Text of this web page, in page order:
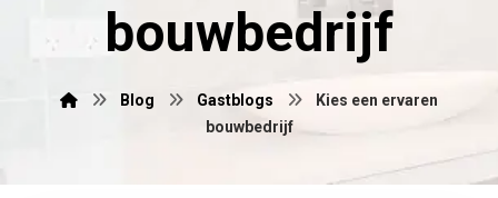
bouwbedrijf
Blog Gastblogs
Kies een ervaren
bouwbedrijf